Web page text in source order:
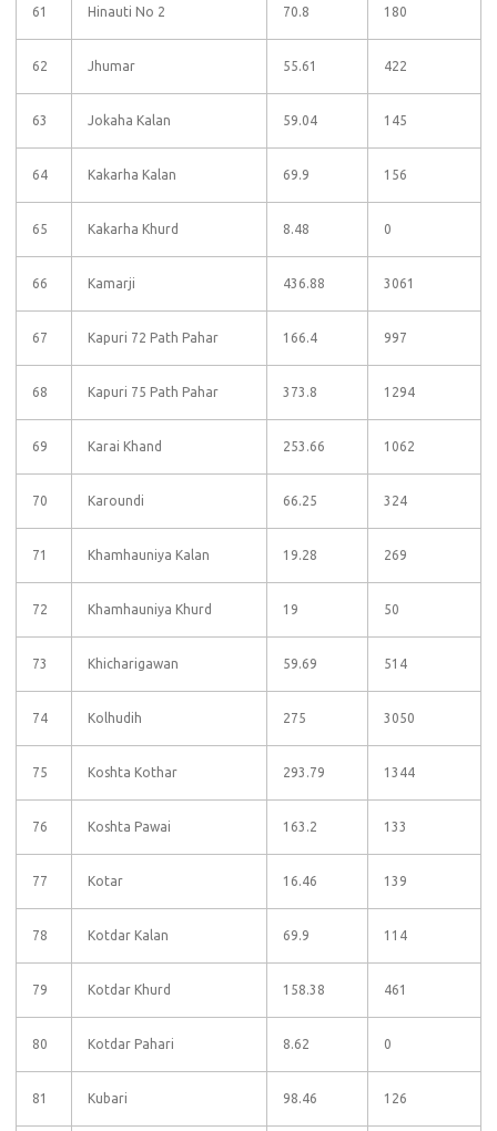
61 Hinauti No 2 70.8 180
62 Jhumar 55.61 422
63 Jokaha Kalan 59.04 145
64 Kakarha Kalan 69.9 156
65 Kakarha Khurd 8.48 0
66 Kamarji 436.88 3061
67 Kapuri 72 Path Pahar 166.4 997
68 Kapuri 75 Path Pahar 373.8 1294
69 Karai Khand 253.66 1062
70 Karoundi 66.25 324
71 Khamhauniya Kalan 19.28 269
72 Khamhauniya Khurd 19 50
73 Khicharigawan 59.69 514
74 Kolhudih 275 3050
75 Koshta Kothar 293.79 1344
76 Koshta Pawai 163.2 133
77 Kotar 16.46 139
78 Kotdar Kalan 69.9 114
79 Kotdar Khurd 158.38 461
80 Kotdar Pahari 8.62 0
81 Kubari 98.46 126